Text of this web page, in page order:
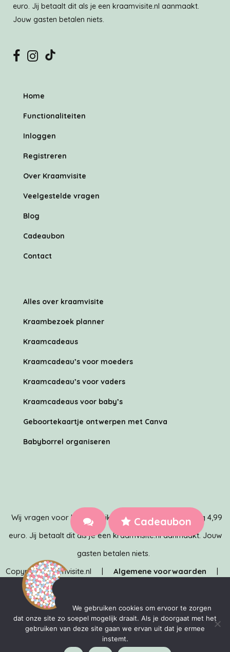
Cadeaubon
euro. Jij betaalt dit als je een kraamvisite.nl aanmaakt.
Jouw gasten betalen niets.
Home
Functionaliteiten
Inloggen
Registreren
Over Kraamvisite
Veelgestelde vragen
Blog
Cadeaubon
Contact
Alles over kraamvisite
Kraambezoek planner
Kraamcadeaus
Kraamcadeau’s voor moeders
Kraamcadeau’s voor vaders
Kraamcadeaus voor baby’s
Geboortekaartje ontwerpen met Canva
Babyborrel organiseren
Wij vragen voor het gebruik van het systeem eenmalig 4,99
euro. Jij betaalt dit als je een kraamvisite.nl aanmaakt. Jouw
gasten betalen niets.
Copyright Kraamvisite.nl | Algemene voorwaarden
Privacybeleid
vanMediaMere&TechMere
Kraamvisite.nl is een handelsnaam van MediaMere BV. KvK:
We gebruiken cookies om ervoor te zorgen
dat onze site zo soepel mogelijk draait. Als je doorgaat met het
gebruiken van deze site gaan we ervan uit dat je ermee
instemt.